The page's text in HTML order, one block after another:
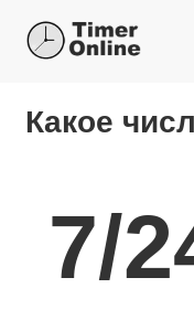
Какой день будет через
Какое
7/